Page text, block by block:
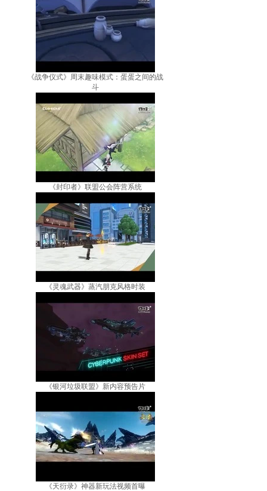
《战争仪式》周末趣味模式：蛋蛋之间的战
斗
《封印者》联盟公会阵营系统
《灵魂武器》蒸汽朋克风格时装
《银河垃圾联盟》新内容预告片
《天衍录》神器新玩法视频首曝